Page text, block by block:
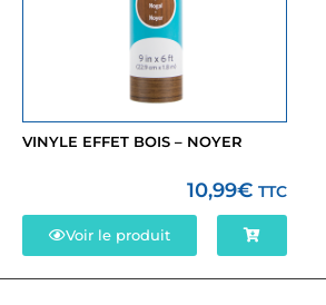
VINYLE EFFET BOIS – NOYER
10,99€ TTC
Voir le produit